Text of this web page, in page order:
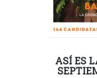
ASÍ ES